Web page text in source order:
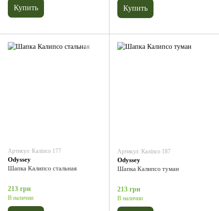
Купить Купить
Артикул: Каліпсо 177
Odyssey
Шапка Калипсо стальная
213 грн
В наличии
Артикул: Каліпсо 187
Odyssey
Шапка Калипсо туман
213 грн
В наличии